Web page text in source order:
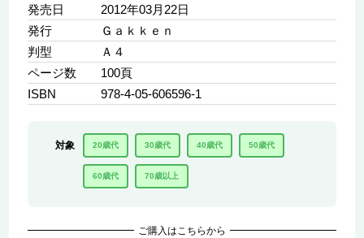
発売日
2012年03月22日
発行
Ｇａｋｋｅｎ
判型
Ａ４
ページ数
100頁
ISBN
978-4-05-606596-1
対象 20歳代 30歳代 40歳代 50歳代
60歳代 70歳以上
ご購入はこちらから